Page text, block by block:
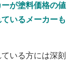
が塗料価格の値
いるメーカーも
いる方には深刻